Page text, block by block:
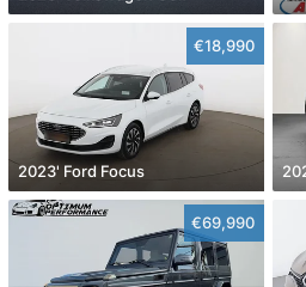
€18,990
2023' Ford Focus
€69,990